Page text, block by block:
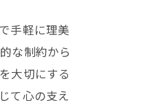
手軽に理美
な制約から
大切にする
て心の支え